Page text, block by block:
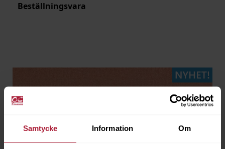
Samtycke Information Om
Beställningsvara